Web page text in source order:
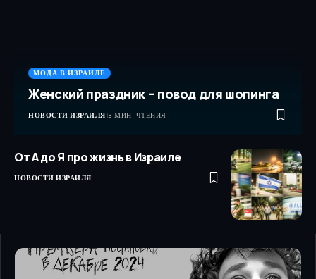
МОДА В ИЗРАИЛЕ
Женский праздник – повод для шопинга
НОВОСТИ ИЗРАИЛЯ 3 МИН. ЧТЕНИЯ
От А до Я про жизнь в Израиле
НОВОСТИ ИЗРАИЛЯ